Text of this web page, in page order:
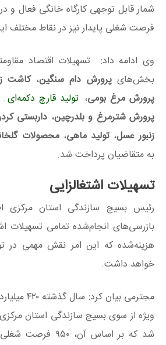
فرصت شغلی پایدار نیز در نقاط مختلف
وی ادامه داد: تسهیلات اقتصاد
بخش‌هایپرورش دام سنگین،کاشت
پرورش مرغ بومی، تولید قارچ دکمه‌ای.
پرورش شترمرغ و بلدرچین، داربستی
زنبور عسل، تولید ماهی،محصولات
به متقاضیان پرداخت شد.
تسهیلات اشتغالزایی
رئیس بسیج سازندگی استان مرکزی
بازرسی‌های انجام‌شده تمامی تسهیلات
هزینه‌شده که این امر نقش مهمی در
خواهد داشت.
مجترمی
ویژه از سوی بسیج سازندگی استان
شد که بر اساس آن،